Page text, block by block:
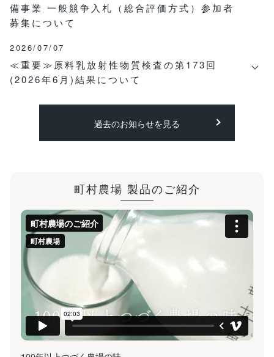
備事業 一般競争入札（総合評価方式）参加者
募集について
2026/07/07
≪重要≫原料乳放射性物質検査の第173回
(2026年6月)結果について
過去のお知らせを見る
町村農場 製品のご紹介